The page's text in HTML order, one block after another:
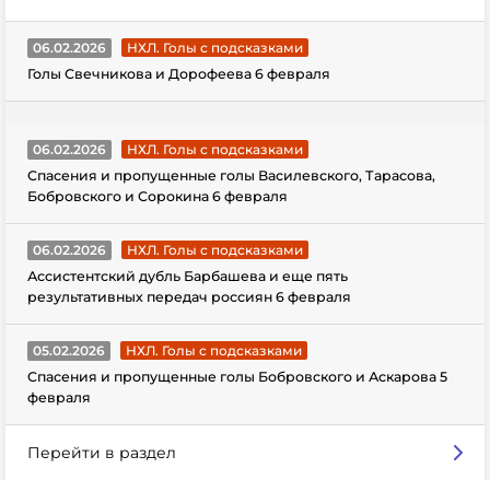
06.02.2026
НХЛ. Голы с подсказками
Голы Свечникова и Дорофеева 6 февраля
06.02.2026
НХЛ. Голы с подсказками
Спасения и пропущенные голы Василевского, Тарасова,
Бобровского и Сорокина 6 февраля
06.02.2026
НХЛ. Голы с подсказками
Ассистентский дубль Барбашева и еще пять
результативных передач россиян 6 февраля
05.02.2026
НХЛ. Голы с подсказками
Спасения и пропущенные голы Бобровского и Аскарова 5
февраля
Перейти в раздел